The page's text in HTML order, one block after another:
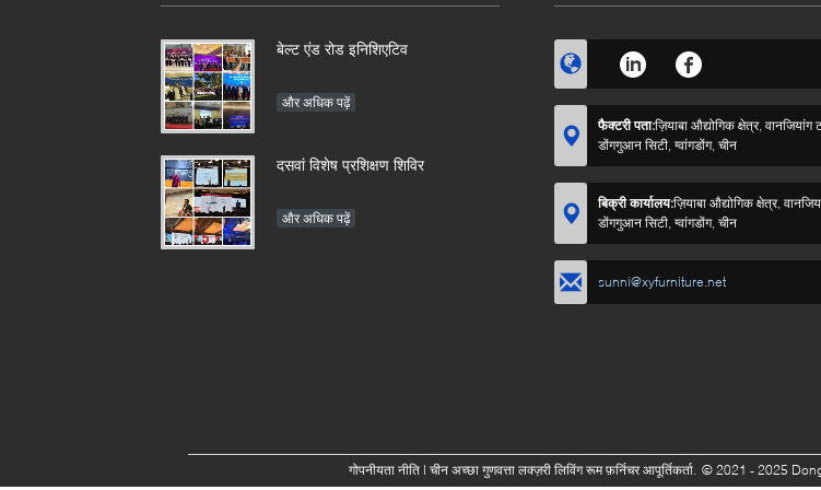
बेल्ट एंड रोड इनिशिएटिव
और अधिक पढ़ें
दसवां विशेष प्रशिक्षण शिविर
और अधिक पढ़ें
फैक्टरी पता:ज़ियाबा औद्योगिक क्षेत्र, वानजियांग
डोंगगुआन सिटी, ग्वांगडोंग, चीन
बिक्री कार्यालय:ज़ियाबा औद्योगिक क्षेत्र,
डोंगगुआन सिटी, ग्वांगडोंग, चीन
sunni@xyfurniture.net
गोपनीयता नीति | चीन अच्छा गुणवत्ता लक्ज़री लिविंग रूम फ़र्निचर आपूर्तिकर्ता. © 2021 - 2025